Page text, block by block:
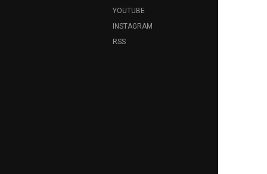
YOUTUBE
INSTAGRAM
RSS